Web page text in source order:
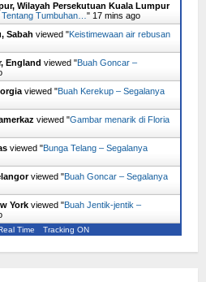
Wilayah Persekutuan Kuala Lumpur
Tumbuhan… " 17 mins ago
Sabah viewed "Keistimewaan air rebusan
England viewed "Buah Goncar –
viewed "Buah Kerekup – Segalanya
viewed "Gambar menarik di Floria
viewed "Bunga Telang – Segalanya
viewed "Buah Goncar – Segalanya
York viewed "Buah Jentik-jentik –
Time Tracking ON